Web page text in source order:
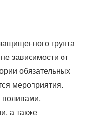
грунта
зависимости от
обязательных
мероприятия,
поливами,
а также